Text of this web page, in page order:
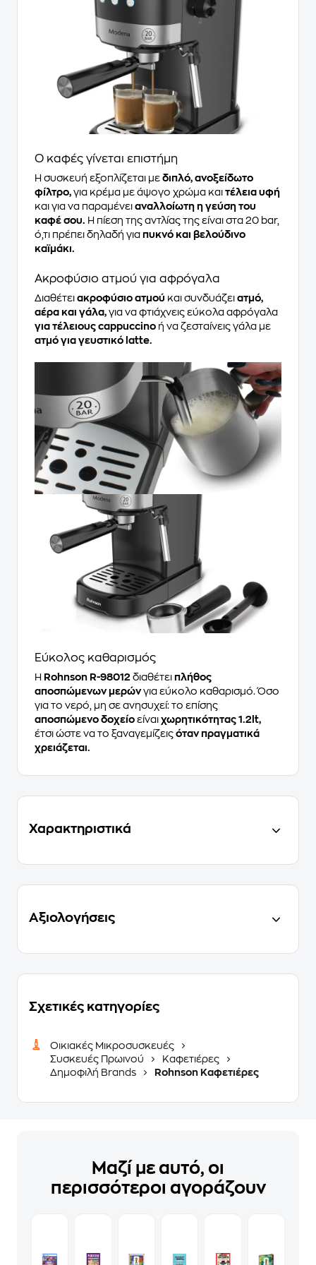
Ο καφές γίνεται επιστήμη
Η συσκευή εξοπλίζεται με διπλό, ανοξείδωτο
φίλτρο, για κρέμα με άψογο χρώμα και τέλεια υφή
και για να παραμένει αναλλοίωτη η γεύση του
καφέ σου. Η πίεση της αντλίας της είναι στα 20 bar,
ό,τι πρέπει δηλαδή για πυκνό και βελούδινο
καϊμάκι.
Ακροφύσιο ατμού για αφρόγαλα
Διαθέτει ακροφύσιο ατμού και συνδυάζει ατμό,
αέρα και γάλα, για να φτιάχνεις εύκολα αφρόγαλα
για τέλειους cappuccino ή να ζεσταίνεις γάλα με
ατμό για γευστικό latte.
Εύκολος καθαρισμός
Η Rohnson R-98012 διαθέτει πλήθος
αποσπώμενων μερώνγια εύκολο καθαρισμό. Όσο
για το νερό, μη σε ανησυχεί: το επίσης
αποσπώμενο δοχείο είναι χωρητικότητας 1.2lt,
έτσι ώστε να το ξαναγεμίζεις όταν πραγματικά
χρειάζεται.
Χαρακτηριστικά
Αξιολογήσεις
Σχετικές κατηγορίες
Οικιακές Μικροσυσκευές
Συσκευές Πρωινού
Καφετιέρες
Δημοφιλή Brands
Rohnson Καφετιέρες
Μαζί με αυτό, οι
περισσότεροι αγοράζουν